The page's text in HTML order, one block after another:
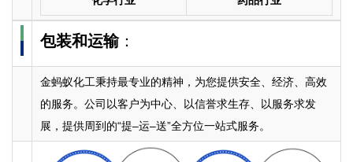
包装和运输：
金蚂蚁化工秉持最专业的精神，为您提供安全、经济、高效
的服务。公司以客户为中心、以信誉求生存、以服务求发
展，提供周到的“提–运–送”全方位一站式服务。